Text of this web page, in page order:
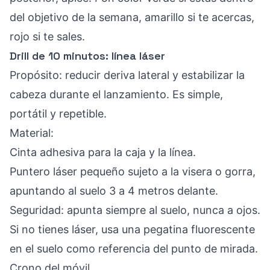
del objetivo de la semana, amarillo si te acercas,
rojo si te sales.
Drill de 10 minutos: línea láser
Propósito: reducir deriva lateral y estabilizar la
cabeza durante el lanzamiento. Es simple,
portátil y repetible.
Material:
Cinta adhesiva para la caja y la línea.
Puntero láser pequeño sujeto a la visera o gorra,
apuntando al suelo 3 a 4 metros delante.
Seguridad: apunta siempre al suelo, nunca a ojos.
Si no tienes láser, usa una pegatina fluorescente
en el suelo como referencia del punto de mirada.